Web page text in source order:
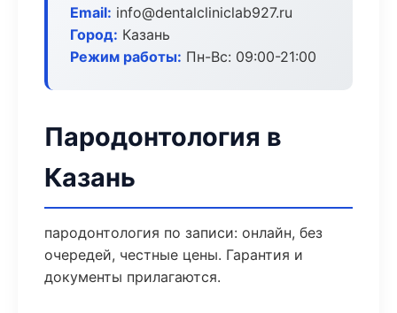
Email: info@dentalcliniclab927.ru
Город: Казань
Режим работы: Пн-Вс: 09:00-21:00
Пародонтология в
Казань
пародонтология по записи: онлайн, без
очередей, честные цены. Гарантия и
документы прилагаются.